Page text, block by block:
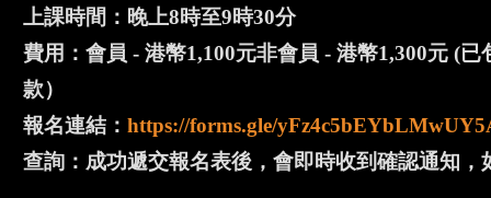
上課時間：晚上8時至9時30分
費用：會員 - 港幣1,100元非會員 - 港幣1,300元 (
款）
報名連結： https://forms.gle/
查詢：成功遞交報名表後，會即時收到確認通知